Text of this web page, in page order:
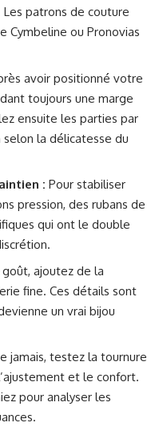
patrons de couture
Cymbeline ou Pronovias
avoir positionné votre
toujours une marge
ensuite les parties par
selon la délicatesse du
: Pour stabiliser
pression, des rubans de
qui ont le double
ajoutez de la
fine. Ces détails sont
un vrai bijou
jamais, testez la tournure
et le confort.
pour analyser les